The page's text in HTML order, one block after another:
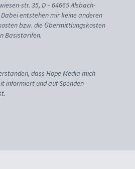
str. 35, D – 64665 Alsbach-
entstehen mir keine anderen
bzw. die Übermittlungskosten
Basistarifen.
dass Hope Media mich
informiert und auf Spenden-